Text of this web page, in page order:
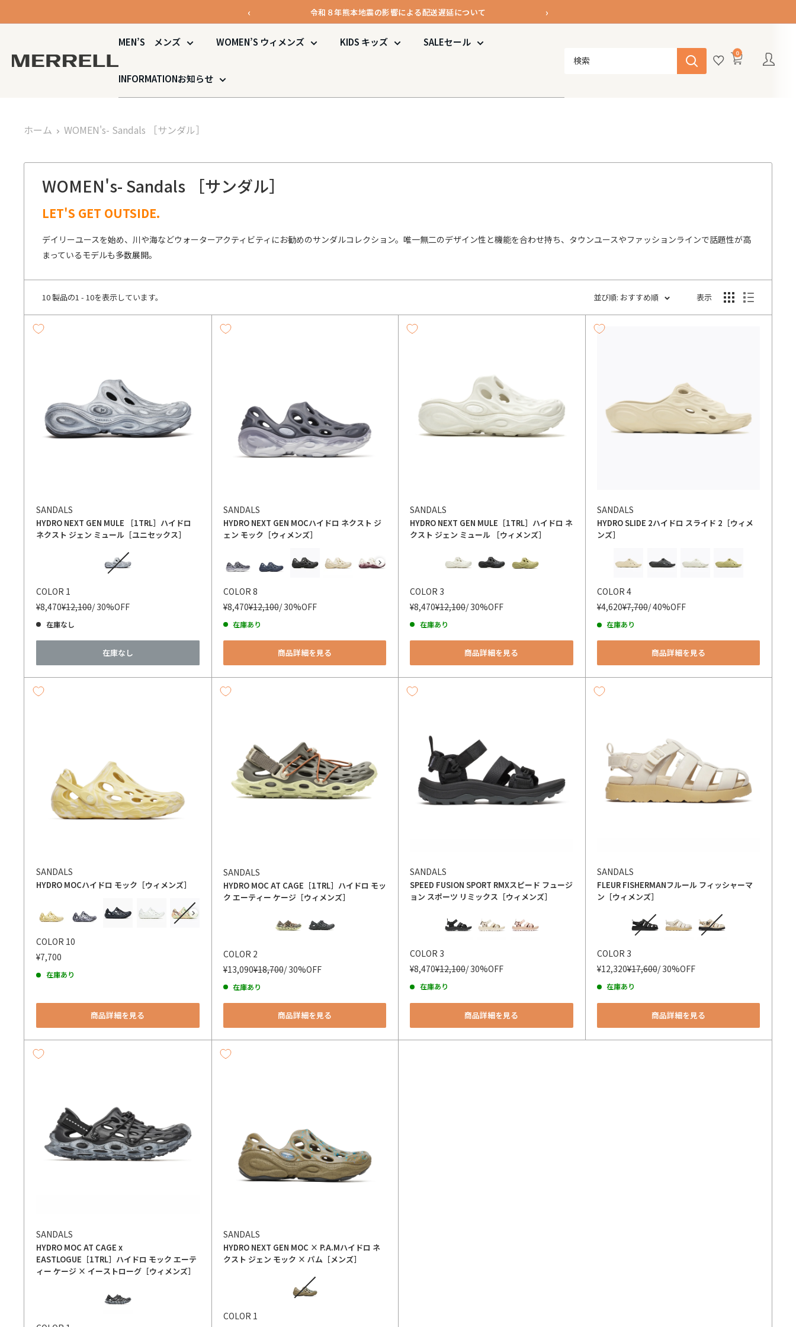
ン
‹ 令和８年熊本地震の影響による配送遅延について
メンバー登録で1000ポイント進呈＆送料無料！
›
MERRELL
MEN’S メンズ WOMEN’S ウィメンズ KIDS キッズ SALEセール
INFORMATIONお知らせ
0
ホーム WOMEN's- Sandals ［サンダル］
WOMEN's- Sandals ［サンダル］
LET'S GET OUTSIDE.
デイリーユースを始め、川や海などウォーターアクティビティにお勧めのサンダルコレクション。唯一無二のデザイン性と機能を合わせ持ち、タウンユースやファッションラインで話題性が高
まっているモデルも多数展開。
10 製品の1 - 10を表示しています。 並び順: おすすめ順 表示
SANDALS
HYDRO NEXT GEN MULE ［1TRL］ ハイドロ
ネクスト ジェン ミュール［ユニセックス］
COLOR 1
¥8,470¥12,100/ 30%OFF
在庫なし
在庫なし
SANDALS
HYDRO NEXT GEN MOCハイドロ ネクスト ジ
ェン モック［ウィメンズ］
COLOR 8
¥8,470¥12,100/ 30%OFF
在庫あり
商品詳細を見る
SANDALS
HYDRO NEXT GEN MULE［1TRL］ ハイドロ ネ
クスト ジェン ミュール ［ウィメンズ］
COLOR 3
¥8,470¥12,100/ 30%OFF
在庫あり
商品詳細を見る
SANDALS
HYDRO SLIDE 2ハイドロ スライド 2［ウィメ
ンズ］
COLOR 4
¥4,620¥7,700/ 40%OFF
在庫あり
商品詳細を見る
SANDALS
HYDRO MOCハイドロ モック［ウィメンズ］
COLOR 10
¥7,700
在庫あり
商品詳細を見る
SANDALS
HYDRO MOC AT CAGE［1TRL］ ハイドロ モッ
ク エーティー ケージ［ウィメンズ］
COLOR 2
¥13,090¥18,700/ 30%OFF
在庫あり
商品詳細を見る
SANDALS
SPEED FUSION SPORT RMXスピード フュージ
ョン スポーツ リミックス［ウィメンズ］
COLOR 3
¥8,470¥12,100/ 30%OFF
在庫あり
商品詳細を見る
SANDALS
FLEUR FISHERMANフルール フィッシャーマ
ン［ウィメンズ］
COLOR 3
¥12,320¥17,600/ 30%OFF
在庫あり
商品詳細を見る
SANDALS
HYDRO MOC AT CAGE x
EASTLOGUE［1TRL］ ハイドロ モック エーテ
ィー ケージ × イーストローグ［ウィメンズ］
SANDALS
HYDRO NEXT GEN MOC × P.A.Mハイドロ ネ
クスト ジェン モック × パム［メンズ］
COLOR 1